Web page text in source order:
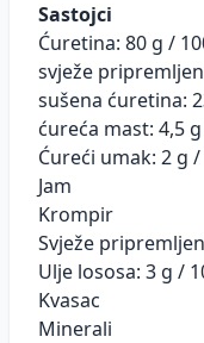
Sastojci
Ćuretina: 80 g /
svježe
sušena ćuretina:
ćureća mast: 4,5
Ćureći umak: 2 g /
Jam
Krompir
Svježe
Ulje lososa: 3 g /
Kvasac
Minerali